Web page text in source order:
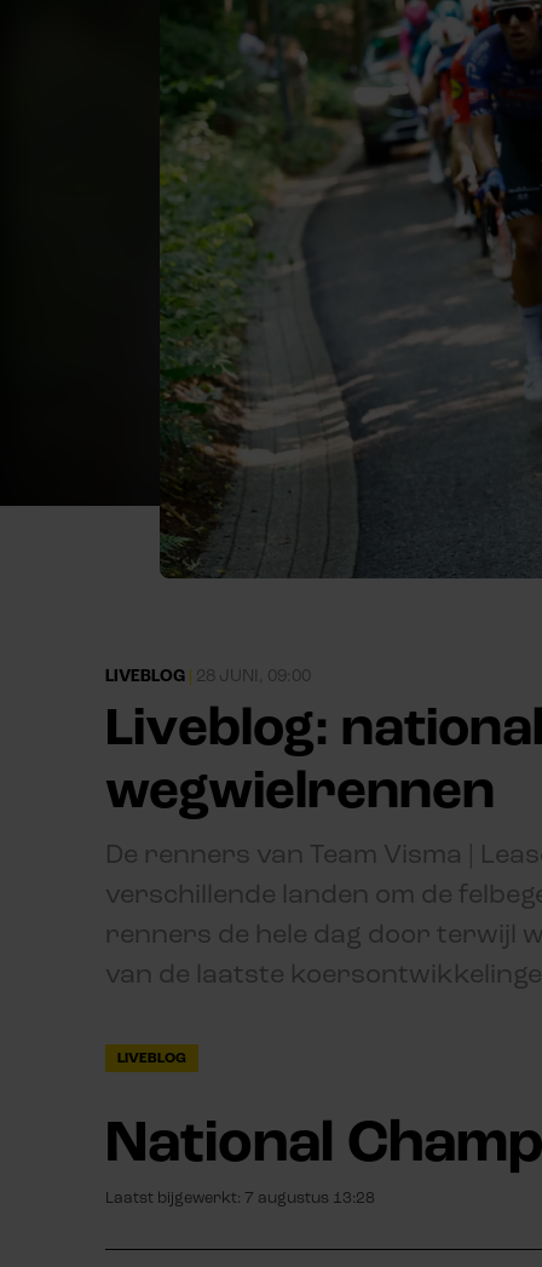
LIVEBLOG | 28 JUNI, 09:00
Liveblog:
wegwielrennen
De renners van Team Visma |
verschillende landen om de
renners de hele dag door terwijl
van de laatste
LIVEBLOG
National
Laatst bijgewerkt: 7 augustus 13:29